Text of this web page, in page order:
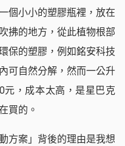
個小小的塑膠瓶裡，放在
拂的地方，從此植物根部
保的塑膠，例如銘安科技
可自然分解，然而一公升
元，成本太高，是星巴克
買的。
方案」背後的理由是我想